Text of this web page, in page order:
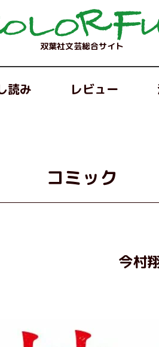
双葉社文芸総合サイト
読み レビュー
コミック
今村